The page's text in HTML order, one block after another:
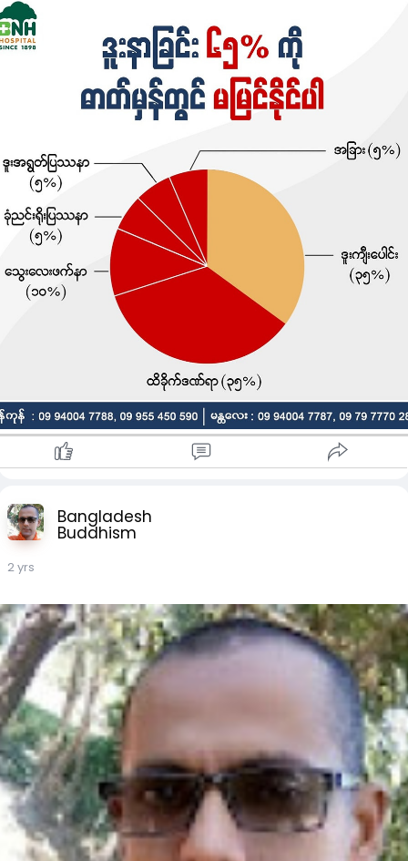
ေးနွေးပြီး စနစ်တကျ စစ်ဆေးမှုများပြုလုပ်ဖို့ လိုအပ်ပါတယ် ...
ဘာကြောင့်လဲဆိုတော့ ၆၅% သော ဒူးနာခြင်းအကြောင်းရင်းများ
ရိုးရိုးဓါတ်မှန်မှာ မမြင်နိုင်တာကြောင့် ပါ 👈
ဒူးဓါတ်မှန် တစ်ခုတည်းဖြင့် အဖြေမပေါ်နိုင်သော အခြေအနေ
ဒူးကို အာထရာဆောင်းရိုက်ခြင်း
ဒူး သံလိုက်ဓါတ်မှန် (MRI) ရိုက်ခြင်းတို့ ပြုလုပ်ရနိုင်ပါတယ်
ကုသမှုတွေဟာလည်း.ဖြစ်တဲ့နေရာအကြောင်းရင်းပေါ် မူတည်ပြီး
ော့ ကွဲပြားတာမို့
ြစ်စေတဲ့အကြောင်းရင်းခံ ကို သေချာသိဖို့ အရေးကြီးပါတယ် ဒါမှ
ာ မှန်ကန်တဲ့ ကုသမှုကို ရရှိနိုင်မှာ ဖြစ်ပါတယ် ✨️
ါကြောင့် ဒူးနာဝေဒနာကို ခံစားရပြီဆိုရင်
င့်တော်တဲ့ ကုသမှုခံယူနိုင်ရန်အတွက် သက်ဆိုင်ရာ အထူးကု
ရာဝန်နဲ့ သေချာပြသပြီး စနစ်တကျ စစ်ဆေးမှုများ ပြုလုပ်ရန်
အပ်နိုင်ပါတယ် ✔️✔️✔️
“ဒူးခွဲစိတ်မှု” တွင် ထိုင်းနိုင်ငံ နံပါတ် '၁' 𝐁𝐍𝐇 ဆေးရုံကြီးတွင် ကုသ
ောက်ဖော်ပြပါဖုန်းနံပါတ်များကို ဆက်သွယ်စုံစမ်းနိုင်ပါတယ်။ }
𝐁𝐍𝐇ဆေးရုံမြန်မာပြည်ကိုယ်စားလှယ်ရုံး '
န်ကုန်ရုံး - အမှတ် ၂၁၀ ၊ ခ-၇ လမ်း၊ မြို့သစ်၊အင်းစိန်မြို့နယ်၊ ရန်
န်မြို့။
: 𝟎𝟗-𝟗𝟒𝟎𝟎𝟒-𝟕𝟕𝟖𝟖, 𝟎𝟗-𝟗𝟓𝟓-𝟒𝟓𝟎-𝟓𝟗𝟎
န္တလေးရုံး - အမှတ် (၆၈၁) ၊ ၇၅လမ်း ၊၃၄ 𝐱 ၃၅ ကြား ၊ ချမ်းအေး
- 𝟎𝟗-𝟗𝟒𝟎𝟎𝟒-𝟕𝟕𝟖𝟕, 𝟎𝟗-𝟕𝟗-𝟕𝟕𝟕𝟎-𝟐𝟖𝟏
ဆေးရုံကြီး
အကြောင်းအရာတွေ စဥ်ဆက်မပြတ် သိရှိနိုင်ဖို့ .....
ဆေးရုံကြီး၏ 𝐓𝐞𝐥𝐞𝐠𝐫𝐚𝐦 𝐋𝐢𝐧𝐤
ဆေးရုံကြီး၏ 𝐕𝐢𝐛𝐞𝐫 𝐜𝐡𝐚𝐧𝐧𝐞𝐥
invite.viber.com/...>
- BNH
Bangladesh
Buddhism
2 yrs